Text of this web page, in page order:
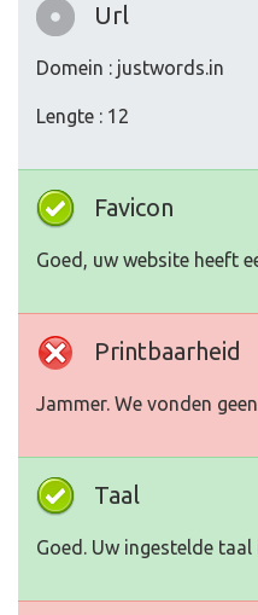
Url
Domein : justwords.in
Lengte : 12
Favicon
Goed, uw website heeft
Printbaarheid
Jammer. We vonden
Taal
Goed. Uw ingestelde taal